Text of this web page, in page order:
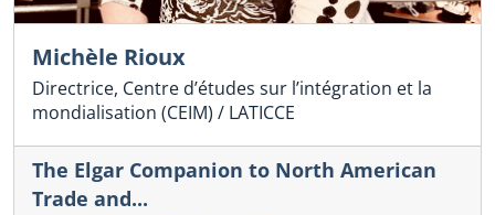
Michèle Rioux
Directrice, Centre d’études sur l’intégration et la
mondialisation (CEIM) / LATICCE
The Elgar Companion to North American
Trade and...